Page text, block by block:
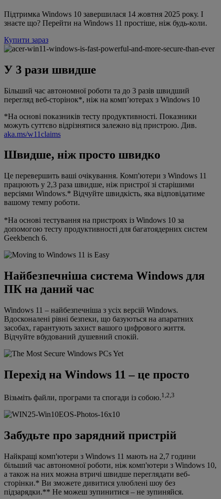
Підтримка Windows 10 завершилася 14 жовтня 2025 року. І
знаєте що? Перейти на Windows 11 простіше, ніж будь-коли.
Купити зараз
У 3 рази швидше
Більший час автономної роботи та до 3 разів швидший
перегляд веб-сторінок*, ніж на комп’ютерах з Windows 10
*На основі показників тесту продуктивності. Показники
можуть суттєво відрізнятися залежно від пристрою. Див.
aka.ms/w11claims
Швидше, ніж просто швидко
Це перевершить ваші очікування. Комп'ютери з Windows 11
працюють у 2,3 раза швидше, ніж пристрої зі старішими
версіями Windows.* Відчуйте швидкість, яка відповідатиме
вашому темпу роботи.
*На основі тестування на пристроях із Windows 10 за
допомогою тесту продуктивності для багатоядерних систем
Geekbench 6.
Найбезпечніша система Windows для
ПК на даний час
Windows 11 – найбезпечніша з усіх версій Windows.
Вдосконалені рівні безпеки, що базуються на апаратних
засобах, гарантують захист вашого цифрового життя.
Відчуйте вбудований душевний спокій.
Перехід на Windows 11 – це просто
Візьміть файли, програми та спогади із собою.1,2,3
Забудьте про зарядний пристрій
Найкращі комп'ютери з Windows 11 мають на 2,7 години
більший час автономної роботи, ніж комп'ютери з Windows 10,
а також на них можна втричі швидше переглядати веб-
сторінки.* Ви зможете дивитися улюблені шоу без
підзарядки.** Не можеш зупинитися – не зупиняйся.